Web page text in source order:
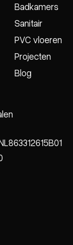
Badkamers
Sanitair
PVC vloeren
Projecten
Blog